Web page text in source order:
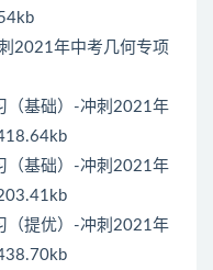
2021年中考几何专项
（基础）-冲刺2021年
（基础）-冲刺2021年
（提优）-冲刺2021年